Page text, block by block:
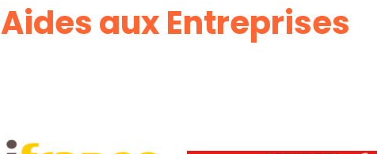
Aides aux Entreprises